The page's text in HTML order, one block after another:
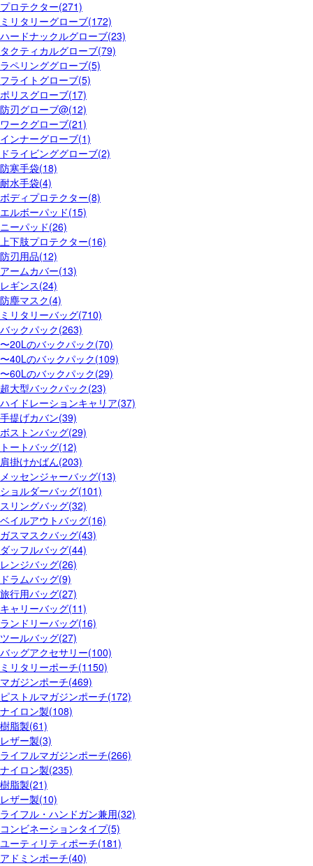
プロテクター(271)
ミリタリーグローブ(172)
ハードナックルグローブ(23)
タクティカルグローブ(79)
ラペリンググローブ(5)
フライトグローブ(5)
ポリスグローブ(17)
防刃グローブ@(12)
ワークグローブ(21)
インナーグローブ(1)
ドライビンググローブ(2)
防寒手袋(18)
耐水手袋(4)
ボディプロテクター(8)
エルボーパッド(15)
ニーパッド(26)
上下肢プロテクター(16)
防刃用品(12)
アームカバー(13)
レギンス(24)
防塵マスク(4)
ミリタリーバッグ(710)
バックパック(263)
〜20Lのバックパック(70)
〜40Lのバックパック(109)
〜60Lのバックパック(29)
超大型バックパック(23)
ハイドレーションキャリア(37)
手提げカバン(39)
ボストンバッグ(29)
トートバッグ(12)
肩掛けかばん(203)
メッセンジャーバッグ(13)
ショルダーバッグ(101)
スリングバッグ(32)
ベイルアウトバッグ(16)
ガスマスクバッグ(43)
ダッフルバッグ(44)
レンジバッグ(26)
ドラムバッグ(9)
旅行用バッグ(27)
キャリーバッグ(11)
ランドリーバッグ(16)
ツールバッグ(27)
バッグアクセサリー(100)
ミリタリーポーチ(1150)
マガジンポーチ(469)
ピストルマガジンポーチ(172)
ナイロン製(108)
樹脂製(61)
レザー製(3)
ライフルマガジンポーチ(266)
ナイロン製(235)
樹脂製(21)
レザー製(10)
ライフル・ハンドガン兼用(32)
コンビネーションタイプ(5)
ユーティリティポーチ(181)
アドミンポーチ(40)